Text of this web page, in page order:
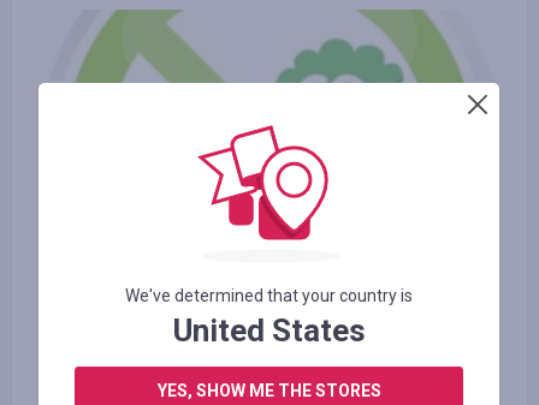
23.06.2016
Види екологічно чистого
транспорту і користь від нього
We've determined that your country is
United States
YES, SHOW ME THE STORES